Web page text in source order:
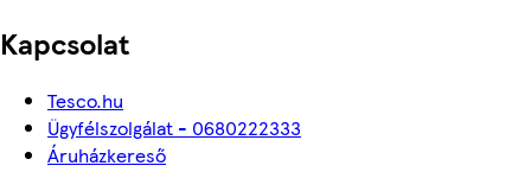
Kapcsolat
Tesco.hu
Ügyfélszolgálat - 0680222333
Áruházkereső